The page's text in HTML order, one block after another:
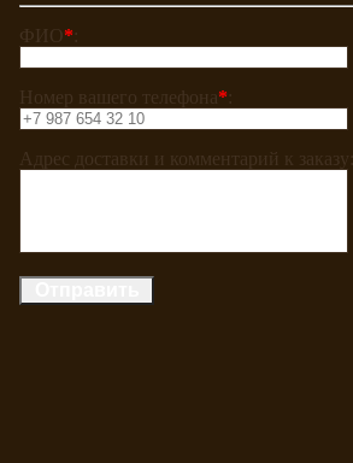
ФИО*
Номер вашего телефона*
Адрес доставки и комментарий к заказу: